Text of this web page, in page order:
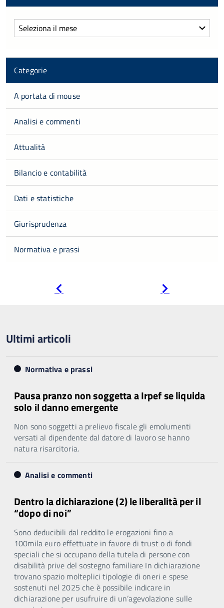
Archivi
Categorie
A portata di mouse
Analisi e commenti
Attualità
Bilancio e contabilità
Dati e statistiche
Giurisprudenza
Normativa e prassi
Ultimi articoli
Normativa e prassi
Pausa pranzo non soggetta a Irpef se liquida
solo il danno emergente
Non sono soggetti a prelievo fiscale gli emolumenti
versati al dipendente dal datore di lavoro se hanno
natura risarcitoria.
Analisi e commenti
Dentro la dichiarazione (2) le liberalità per il
“dopo di noi”
Sono deducibili dal reddito le erogazioni fino a
100mila euro effettuate in favore di trust o di fondi
speciali che si occupano della tutela di persone con
disabilità prive del sostegno familiare In dichiarazione
trovano spazio molteplici tipologie di oneri e spese
sostenuti nel 2025 che è possibile indicare in
dichiarazione per usufruire di un’agevolazione sulle